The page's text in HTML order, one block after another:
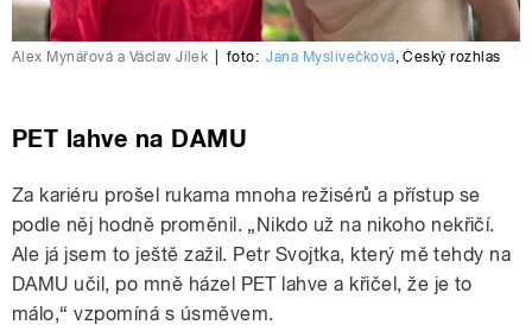
Alex Mynářová a Václav Jílek foto: Jana Myslivečková,Český rozhlas
PET lahve na DAMU
Za kariéru prošel rukama mnoha režisérů a přístup se
podle něj hodně proměnil. „Nikdo už na nikoho nekřičí.
Ale já jsem to ještě zažil. Petr Svojtka, který mě tehdy na
DAMU učil, po mně házel PET lahve a křičel, že je to
málo,“ vzpomíná s úsměvem.